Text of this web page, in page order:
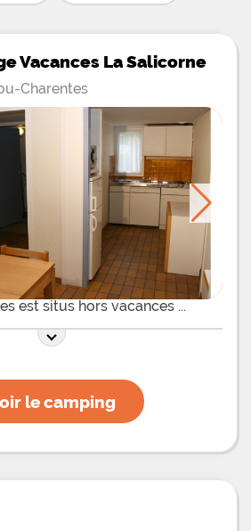
Vacances La Salicorne
Charentes
est situs hors vacances
le camping